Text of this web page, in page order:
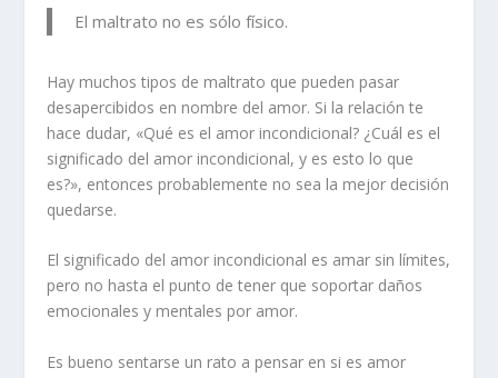
El maltrato no es sólo físico.
Hay muchos tipos de maltrato que pueden pasar
desapercibidos en nombre del amor. Si la relación te
hace dudar, «Qué es el amor incondicional? ¿Cuál es el
significado del amor incondicional, y es esto lo que
es?», entonces probablemente no sea la mejor decisión
quedarse.
El significado del amor incondicional es amar sin límites,
pero no hasta el punto de tener que soportar daños
emocionales y mentales por amor.
Es bueno sentarse un rato a pensar en si es amor